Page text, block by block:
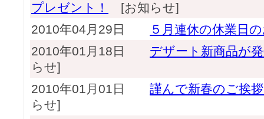
プレゼント！
[お知らせ]
2010年04月29日
５月連休の休業日
2010年01月18日 デザート新商品が
らせ]
2010年01月01日 謹んで新春のご挨
らせ]